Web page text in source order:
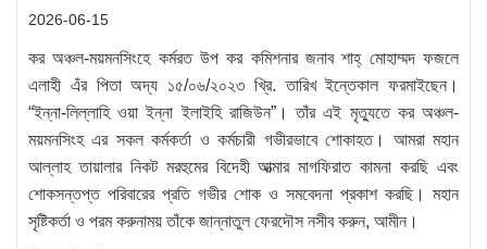
2026-06-15
কর অঞ্চল-ময়মনসিংহে কর্মরত উপ কর কমিশনার জনাব শাহ্ মোহাম্মদ ফজলে
এলাহী এঁর পিতা অদ্য ১৫/০৬/২০২৩ খ্রি. তারিখ ইন্তেকাল ফরমাইছেন।
“ইন্না-লিল্লাহি ওয়া ইন্না ইলাইহি রাজিউন”। তাঁর এই মৃত্যুতে কর অঞ্চল-
ময়মনসিংহ এর সকল কর্মকর্তা ও কর্মচারী গভীরভাবে শোকাহত। আমরা মহান
আল্লাহ তায়ালার নিকট মরহুমের বিদেহী আত্মার মাগফিরাত কামনা করছি এবং
শোকসন্তপ্ত পরিবারের প্রতি গভীর শোক ও সমবেদনা প্রকাশ করছি। মহান
সৃষ্টিকর্তা ও পরম করুনাময় তাঁকে জান্নাতুল ফেরদৌস নসীব করুন, আমীন।